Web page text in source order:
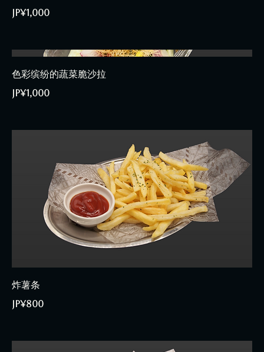
JP¥1,000
色彩缤纷的蔬菜脆沙拉
JP¥1,000
炸薯条
JP¥800